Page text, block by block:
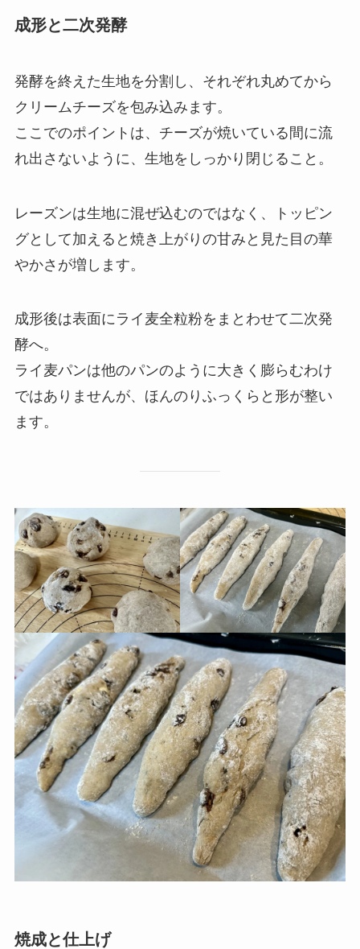
成形と二次発酵
発酵を終えた生地を分割し、それぞれ丸めてから
クリームチーズを包み込みます。
ここでのポイントは、チーズが焼いている間に流
れ出さないように、生地をしっかり閉じること。
レーズンは生地に混ぜ込むのではなく、トッピン
グとして加えると焼き上がりの甘みと見た目の華
やかさが増します。
成形後は表面にライ麦全粒粉をまとわせて二次発
酵へ。
ライ麦パンは他のパンのように大きく膨らむわけ
ではありませんが、ほんのりふっくらと形が整い
ます。
焼成と仕上げ